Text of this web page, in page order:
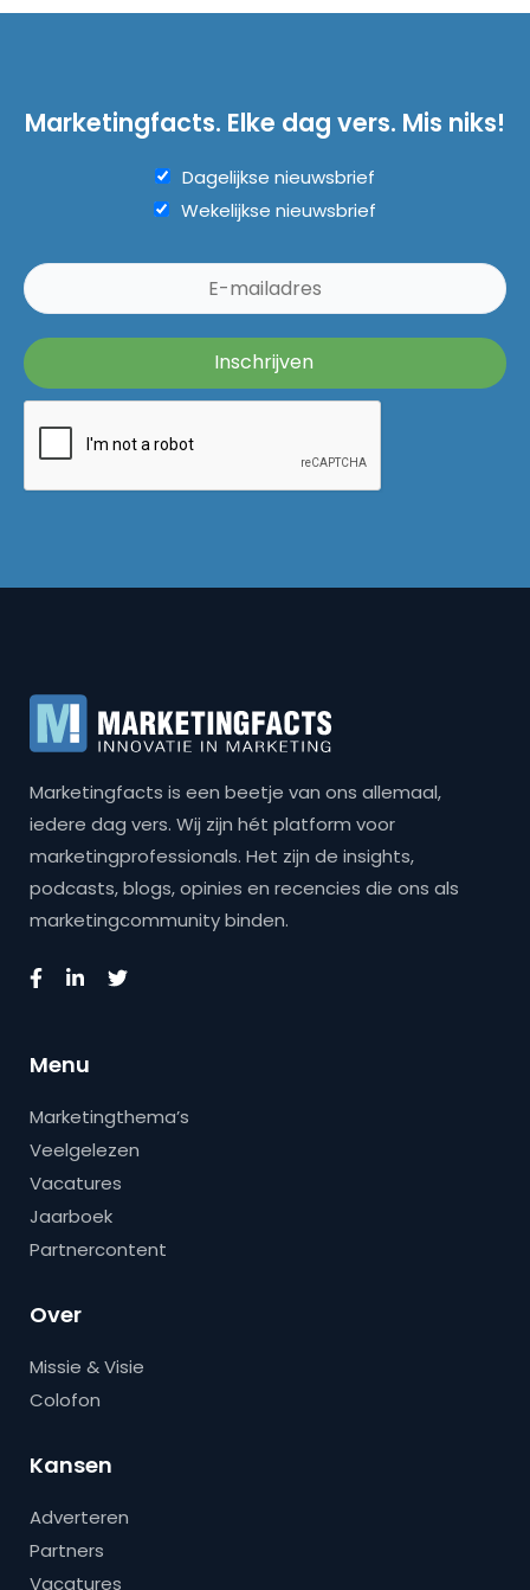
Marketingfacts. Elke dag vers. Mis niks!
Dagelijkse nieuwsbrief
Wekelijkse nieuwsbrief
Marketingfacts is een beetje van ons allemaal,
iedere dag vers. Wij zijn hét platform voor
marketingprofessionals. Het zijn de insights,
podcasts, blogs, opinies en recencies die ons als
marketingcommunity binden.
Menu
Marketingthema’s
Veelgelezen
Vacatures
Jaarboek
Partnercontent
Over
Missie & Visie
Colofon
Kansen
Adverteren
Partners
Vacatures